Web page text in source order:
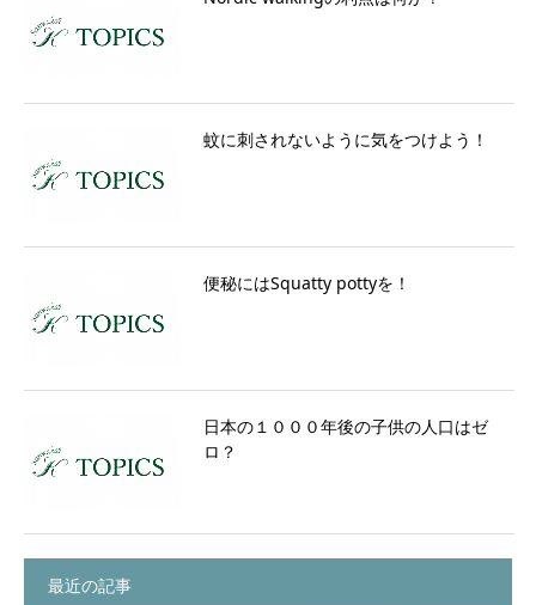
蚊に刺されないように気をつけよう！
便秘にはSquatty pottyを！
日本の１０００年後の子供の人口はゼ
ロ？
最近の記事